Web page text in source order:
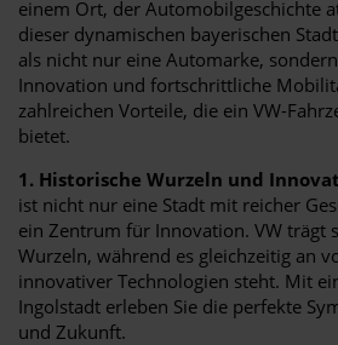
einem Ort, der Automobilgeschichte
dieser dynamischen bayerischen
als nicht nur eine Automarke,
Innovation und fortschrittliche
zahlreichen Vorteile, die ein VW-
bietet.
1. Historische Wurzeln und
ist nicht nur eine Stadt mit reicher
ein Zentrum für Innovation. VW trägt
Wurzeln, während es gleichzeitig an
innovativer Technologien steht. Mit
Ingolstadt erleben Sie die perfekte
und Zukunft.